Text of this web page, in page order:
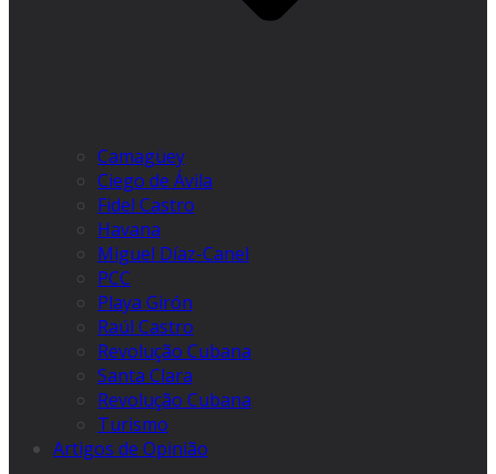
Camagüey
Ciego de Ávila
Fidel Castro
Havana
Miguel Díaz-Canel
PCC
Playa Girón
Raúl Castro
Revolução Cubana
Santa Clara
Revolução Cubana
Turismo
Artigos de Opinião